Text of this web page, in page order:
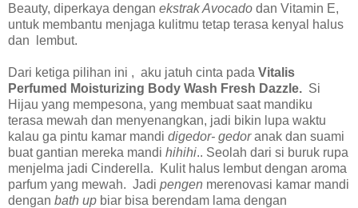
Beauty, diperkaya dengan ekstrak Avocado dan Vitamin E,
untuk membantu menjaga kulitmu tetap terasa kenyal halus
dan lembut.
Dari ketiga pilihan ini , aku jatuh cinta pada Vitalis
Perfumed Moisturizing Body Wash Fresh Dazzle. Si
Hijau yang mempesona, yang membuat saat mandiku
terasa mewah dan menyenangkan, jadi bikin lupa waktu
kalau ga pintu kamar mandi digedor- gedoranak dan suami
buat gantian mereka mandi hihihi.. Seolah dari si buruk rupa
menjelma jadi Cinderella. Kulit halus lembut dengan aroma
parfum yang mewah. Jadi pengen merenovasi kamar mandi
dengan bath up biar bisa berendam lama dengan